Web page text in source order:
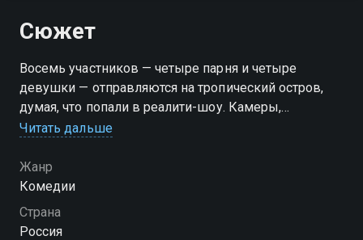
Сюжет
Восемь участников — четыре парня и четыре
девушки — отправляются на тропический остров,
думая, что попали в реалити-шоу. Камеры,
конкурсы, романтика и обещанный приз — всё как
аварию, связь обрывается, и игра превращается в
настоящую неизвестность. Ребята продолжают
бороться за лайки и любовь зрителей, не
подозревая, что зрителей больше нет… а вот
Читать дальше
Жанр
Комедии
Страна
Россия